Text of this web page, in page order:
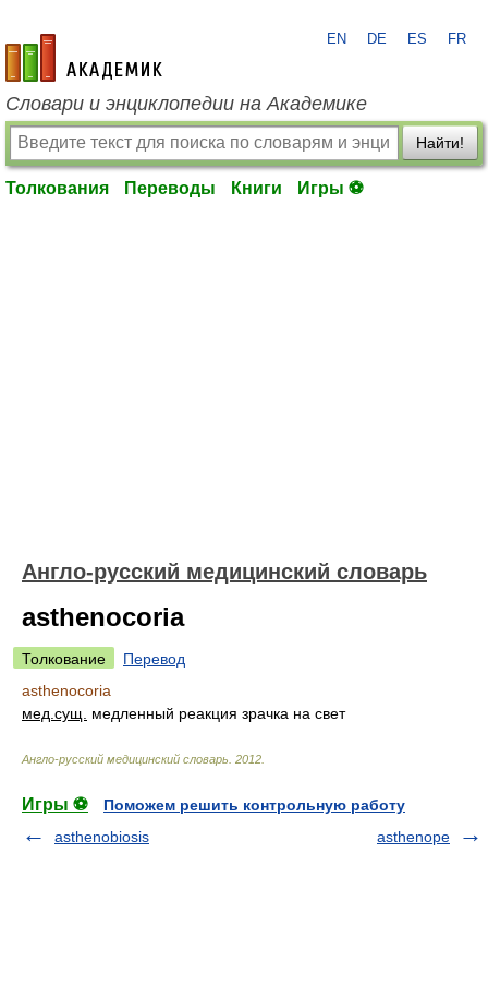
academic.ru
EN DE ES FR
Словари и энциклопедии на Академике
Найти!
Толкования Переводы Книги Игры ⚽
Англо-русский медицинский словарь
asthenocoria
Толкование
Перевод
asthenocoria
мед. сущ. медленный реакция зрачка на свет
Англо-русский медицинский словарь 2012
Игры ⚽
Поможем решить контрольную работу
asthenobiosis
asthenope